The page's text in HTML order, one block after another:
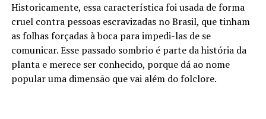
Historicamente, essa característica foi usada de forma
cruel contra pessoas escravizadas no Brasil, que tinham
as folhas forçadas à boca para impedi-las de se
comunicar. Esse passado sombrio é parte da história da
planta e merece ser conhecido, porque dá ao nome
popular uma dimensão que vai além do folclore.